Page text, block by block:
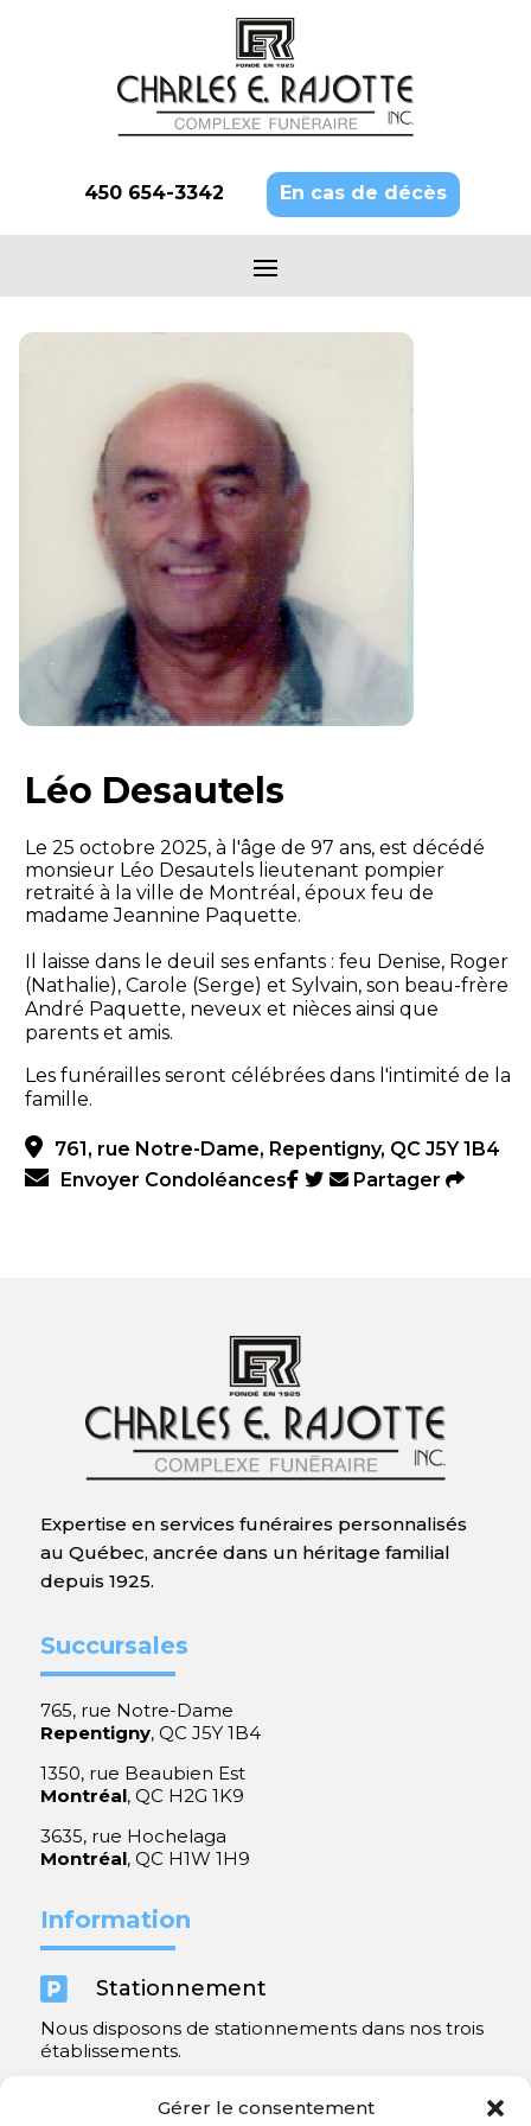
Gérer le consentement
450 654-3342 En cas de décès
Léo Desautels
Le 25 octobre 2025, à l'âge de 97 ans, est décédé
monsieur Léo Desautels lieutenant pompier
retraité à la ville de Montréal, époux feu de
madame Jeannine Paquette.
Il laisse dans le deuil ses enfants : feu Denise, Roger
(Nathalie), Carole (Serge) et Sylvain, son beau-frère
André Paquette, neveux et nièces ainsi que
parents et amis.
Les funérailles seront célébrées dans l'intimité de la
famille.
761, rue Notre-Dame, Repentigny, QC J5Y 1B4
Envoyer Condoléances
Partager
Expertise en services funéraires personnalisés
au Québec, ancrée dans un héritage familial
depuis 1925.
Succursales
765, rue Notre-Dame
Repentigny, QC J5Y 1B4
1350, rue Beaubien Est
Montréal, QC H2G 1K9
3635, rue Hochelaga
Montréal, QC H1W 1H9
Information
 Stationnement
Nous disposons de stationnements dans nos trois
établissements.